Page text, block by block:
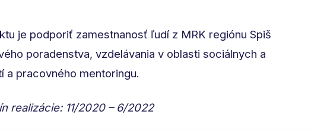
je podporiť zamestnanosť ľudí z MRK regiónu Spiš
poradenstva, vzdelávania v oblasti sociálnych a
a pracovného mentoringu.
realizácie: 11/2020 – 6/2022